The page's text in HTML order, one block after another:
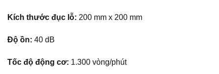
Kích thước đục lỗ: 200 mm x 200 mm
Độ ồn: 40 dB
Tốc độ động cơ: 1.300 vòng/phút